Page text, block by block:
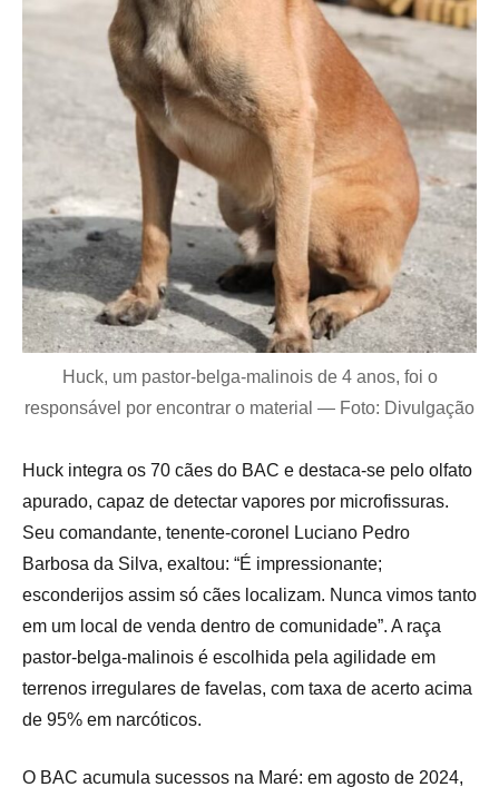
Huck, um pastor-belga-malinois de 4 anos, foi o
responsável por encontrar o material — Foto: Divulgação
Huck integra os 70 cães do BAC e destaca-se pelo olfato
apurado, capaz de detectar vapores por microfissuras.
Seu comandante, tenente-coronel Luciano Pedro
Barbosa da Silva, exaltou: “É impressionante;
esconderijos assim só cães localizam. Nunca vimos tanto
em um local de venda dentro de comunidade”. A raça
pastor-belga-malinois é escolhida pela agilidade em
terrenos irregulares de favelas, com taxa de acerto acima
de 95% em narcóticos.
O BAC acumula sucessos na Maré: em agosto de 2024,